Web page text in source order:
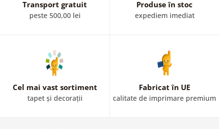
Transport gratuit
peste 500,00 lei
Produse în stoc
expediem imediat
Cel mai vast sortiment
tapet și decorații
Fabricat în UE
calitate de imprimare premium